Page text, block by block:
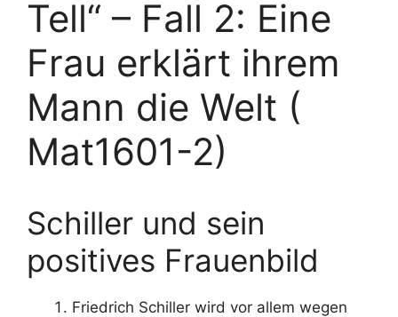
Tell“ – Fall 2: Eine
Frau erklärt ihrem
Mann die Welt (
Mat1601-2)
Schiller und sein
positives Frauenbild
Friedrich Schiller wird vor allem wegen